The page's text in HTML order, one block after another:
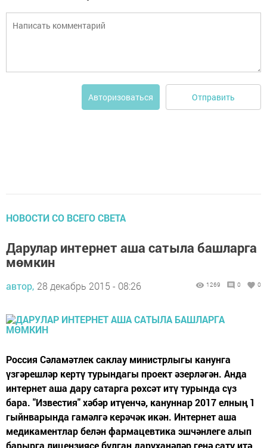
Авторизоваться Отправить
НОВОСТИ СО ВСЕГО СВЕТА
Дарулар интернет аша сатыла башларга
мөмкин
автор, 28 декабрь 2015 - 08:26 1269 0 0
Россия Сәламәтлек саклау министрлыгы канунга
үзгәрешләр кертү турындагы проект әзерләгән. Анда
интернет аша дару сатарга рөхсәт итү турында сүз
бара. "Известия" хәбәр итүенчә, кануннар 2017 елның 1
гыйнварында гамәлгә керәчәк икән. Интернет аша
медикаментлар белән фармацевтика эшчәнлеге алып